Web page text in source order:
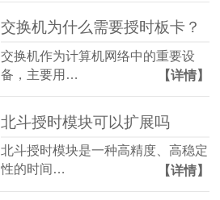
交换机为什么需要授时板卡？
交换机作为计算机网络中的重要设
备，主要用…
【详情】
北斗授时模块可以扩展吗
北斗授时模块是一种高精度、高稳定
性的时间…
【详情】